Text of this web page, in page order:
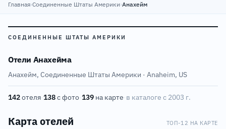
Главная›Соединенные Штаты Америки›Анахейм
СОЕДИНЕННЫЕ ШТАТЫ АМЕРИКИ
Отели Анахейма
Анахейм, Соединенные Штаты Америки · Anaheim, US
142отеля·138с фото·139 на карте·в каталоге с 2003 г.
Карта отелей ТОП-12 НА КАРТЕ